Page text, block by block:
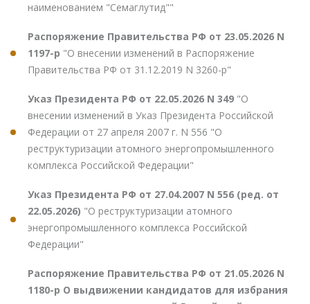
наименованием "Семаглутид""
Распоряжение Правительства РФ от 23.05.2026 N
1197-р "О внесении изменений в Распоряжение
Правительства РФ от 31.12.2019 N 3260-р"
Указ Президента РФ от 22.05.2026 N 349 "О
внесении изменений в Указ Президента Российской
Федерации от 27 апреля 2007 г. N 556 "О
реструктуризации атомного энергопромышленного
комплекса Российской Федерации"
Указ Президента РФ от 27.04.2007 N 556 (ред. от
22.05.2026) "О реструктуризации атомного
энергопромышленного комплекса Российской
Федерации"
Распоряжение Правительства РФ от 21.05.2026 N
1180-р О выдвижении кандидатов для избрания